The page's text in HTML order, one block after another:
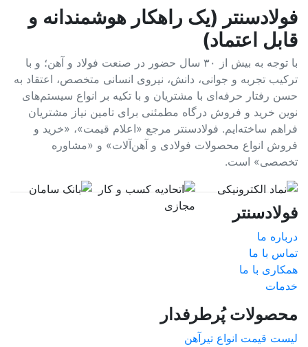
فولادسنتر (یک راهکار هوشمندانه و
قابل اعتماد)
با توجه به بیش از ۳۰ سال حضور در صنعت فولاد و آهن؛ و با
ترکیب تجربه و جوانی، دانش، نیروی انسانی متخصص، اعتقاد به
حسن رفتار حرفه‌ای با مشتریان و با تکیه بر انواع سیستم‌های
نوین خرید و فروش درگاه مطمئنی برای تامین نیاز مشتریان
فراهم ساخته‌ایم. فولادسنتر مرجع «اعلام قیمت»، «خرید و
فروش انواع محصولات فولادی و آهن‌آلات» و «مشاوره
تخصصی» است.
فولادسنتر
درباره ما
تماس با ما
همکاری با ما
خدمات
محصولات پُرطرفدار
لیست قیمت انواع تیرآهن